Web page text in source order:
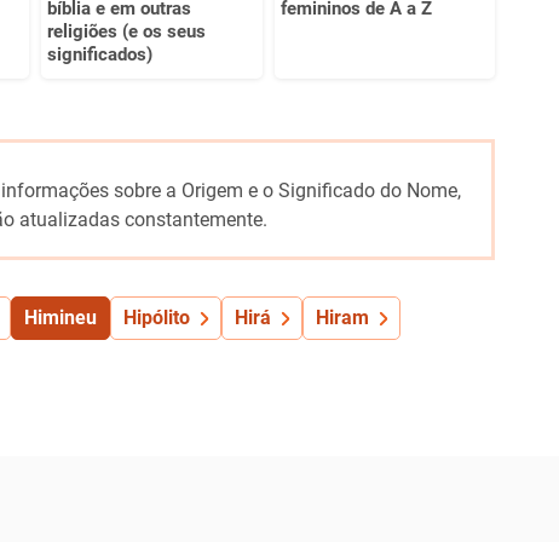
bíblia e em outras
religiões (e os seus
significados)
femininos de A a Z
sobre a Origem e o Significado do Nome,
atualizadas constantemente.
Himineu Hipólito Hirá Hiram